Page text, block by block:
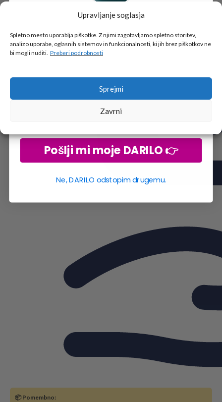
Upravljanje soglasja
Spletno mesto uporablja piškotke. Z njimi zagotavljamo spletno storitev,
analizo uporabe, oglasnih sistemov in funkcionalnosti, ki jih brez piškotkov ne
bi mogli nuditi. Preberi podrobnosti
Sprejmi
Zavrni
📦 Pomembno:
Tukaj je!
🎁 DARILO
Vpiši podatke za prejem darila
Pošlji mi moje DARILO 👉
Ne, DARILO odstopim drugemu.